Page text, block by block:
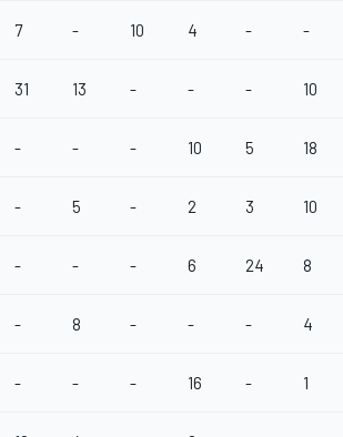
7 - 10 4 - -
31 13 - - - 10
- - - 10 5 18
- 5 - 2 3 10
- - - 6 24 8
- 8 - - - 4
- - - 16 - 1